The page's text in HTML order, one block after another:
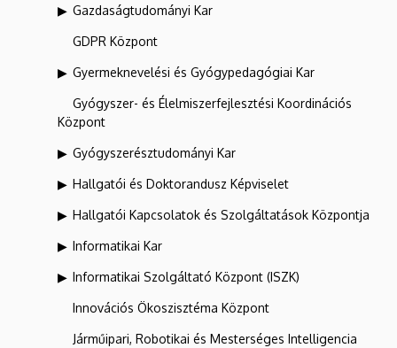
Gazdaságtudományi Kar
GDPR Központ
Gyermeknevelési és Gyógypedagógiai Kar
Gyógyszer- és Élelmiszerfejlesztési Koordinációs
Központ
Gyógyszerésztudományi Kar
Hallgatói és Doktorandusz Képviselet
Hallgatói Kapcsolatok és Szolgáltatások Központja
Informatikai Kar
Informatikai Szolgáltató Központ (ISZK)
Innovációs Ökoszisztéma Központ
Járműipari, Robotikai és Mesterséges Intelligencia